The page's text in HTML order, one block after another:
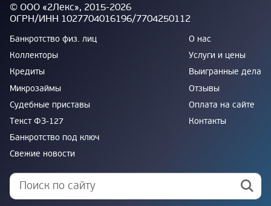
© ООО «2Лекс», 2015-2026
ОГРН/ИНН 1027704016196/7704250112
Банкротство физ. лиц
Коллекторы
Кредиты
Микрозаймы
Судебные приставы
Текст ФЗ-127
Банкротство под ключ
Свежие новости
О нас
Услуги и цены
Выигранные дела
Отзывы
Оплата на сайте
Контакты